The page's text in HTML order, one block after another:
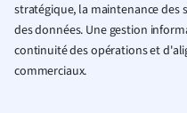
stratégique, la maintenance des
des données. Une gestion
continuité des opérations et
commerciaux.